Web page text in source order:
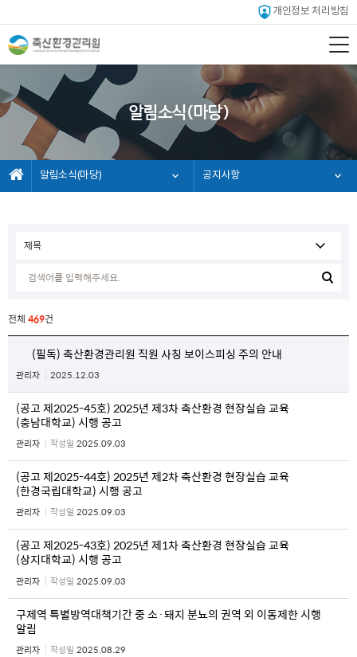
개인정보 처리방침
알림소식(마당)
알림소식(마당) 공지사항
전체 469건
(필독) 축산환경관리원 직원 사칭 보이스피싱 주의 안내
관리자 2025.12.03
(공고 제2025-45호) 2025년 제3차 축산환경 현장실습 교육
(충남대학교) 시행 공고
관리자 작성일 2025.09.03
(공고 제2025-44호) 2025년 제2차 축산환경 현장실습 교육
(한경국립대학교) 시행 공고
관리자 작성일 2025.09.03
(공고 제2025-43호) 2025년 제1차 축산환경 현장실습 교육
(상지대학교) 시행 공고
관리자 작성일 2025.09.03
구제역 특별방역대책기간 중 소·돼지 분뇨의 권역 외 이동제한 시행
알림
관리자 작성일 2025.08.29